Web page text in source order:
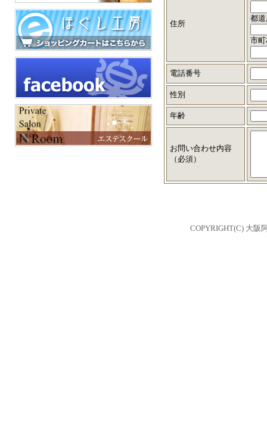
キャンペーン情報
楽のシステムご案内
予約状況
スタッフ紹介
よくあるご質問
お問い合わせ
住所
都
市
電話番号
性別
年齢
お問い合わせ内容
（必須）
COPYRIGHT(C) 大阪